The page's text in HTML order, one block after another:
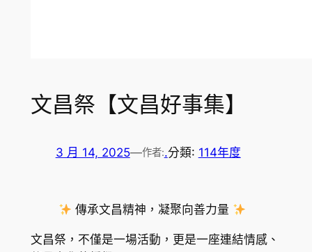
文昌祭【文昌好事集】
3 月 14, 2025—作者:.分類: 114年度
傳承文昌精神，凝聚向善力量
文昌祭，不僅是一場活動，更是一座連結情感、